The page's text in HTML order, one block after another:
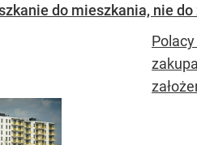
do mieszkania, nie